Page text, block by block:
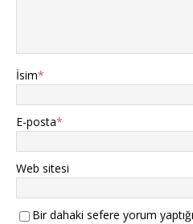
İsim*
E-posta*
Web sitesi
Bir dahaki sefere yorum